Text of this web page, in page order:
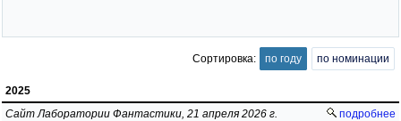
Сортировка: по году по номинации
2025
подробнее
Сайт Лаборатории Фантастики, 21 апреля 2026 г.